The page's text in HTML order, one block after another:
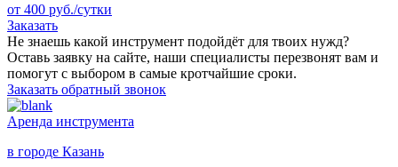
от 400 руб./сутки
Заказать
Не знаешь какой инструмент подойдёт для твоих нужд?
Оставь заявку на сайте, наши специалисты перезвонят вам и
помогут с выбором в самые кротчайшие сроки.
Заказать обратный звонок
Аренда инструмента
в городе Казань